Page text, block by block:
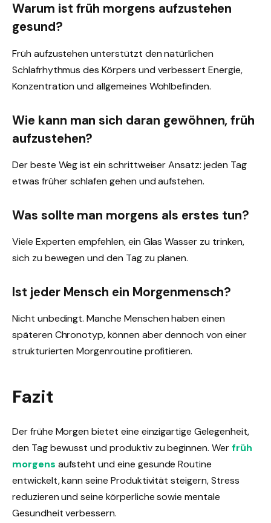
Warum ist früh morgens aufzustehen
gesund?
Früh aufzustehen unterstützt den natürlichen
Schlafrhythmus des Körpers und verbessert Energie,
Konzentration und allgemeines Wohlbefinden.
Wie kann man sich daran gewöhnen, früh
aufzustehen?
Der beste Weg ist ein schrittweiser Ansatz: jeden Tag
etwas früher schlafen gehen und aufstehen.
Was sollte man morgens als erstes tun?
Viele Experten empfehlen, ein Glas Wasser zu trinken,
sich zu bewegen und den Tag zu planen.
Ist jeder Mensch ein Morgenmensch?
Nicht unbedingt. Manche Menschen haben einen
späteren Chronotyp, können aber dennoch von einer
strukturierten Morgenroutine profitieren.
Fazit
Der frühe Morgen bietet eine einzigartige Gelegenheit,
den Tag bewusst und produktiv zu beginnen. Werfrüh
morgens aufsteht und eine gesunde Routine
entwickelt, kann seine Produktivität steigern, Stress
reduzieren und seine körperliche sowie mentale
Gesundheit verbessern.